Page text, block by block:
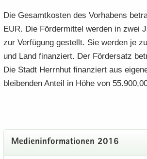
Die Ge­samt­kos­ten des Vor­ha­bens
EUR. Die För­der­mit­tel wer­den in zwei
zur Ver­fü­gung ge­stellt. Sie wer­den je
und Land fi­nan­ziert. Der För­der­satz
Die Stadt Herrn­hut fi­nan­ziert aus
blei­ben­den An­teil in Höhe von
Me­di­en­in­for­ma­tio­nen 2016